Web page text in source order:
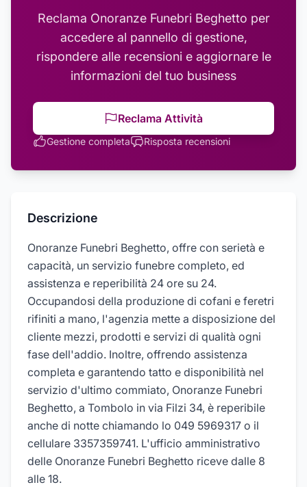
Reclama Onoranze Funebri Beghetto per
accedere al pannello di gestione,
rispondere alle recensioni e aggiornare le
informazioni del tuo business
Reclama Attività
Gestione completa Risposta recensioni
Descrizione
Onoranze Funebri Beghetto, offre con serietà e
capacità, un servizio funebre completo, ed
assistenza e reperibilità 24 ore su 24.
Occupandosi della produzione di cofani e feretri
rifiniti a mano, l'agenzia mette a disposizione del
cliente mezzi, prodotti e servizi di qualità ogni
fase dell'addio. Inoltre, offrendo assistenza
completa e garantendo tatto e disponibilità nel
servizio d'ultimo commiato, Onoranze Funebri
Beghetto, a Tombolo in via Filzi 34, è reperibile
anche di notte chiamando lo 049 5969317 o il
cellulare 3357359741. L'ufficio amministrativo
delle Onoranze Funebri Beghetto riceve dalle 8
alle 18.